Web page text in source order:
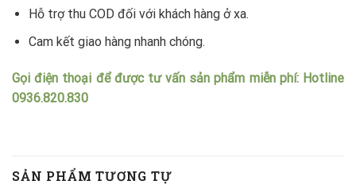
Hỗ trợ thu COD đối với khách hàng ở xa.
Cam kết giao hàng nhanh chóng.
Gọi điện thoại để được tư vấn sản phẩm miễn phí: Hotline
0936.820.830
SẢN PHẨM TƯƠNG TỰ